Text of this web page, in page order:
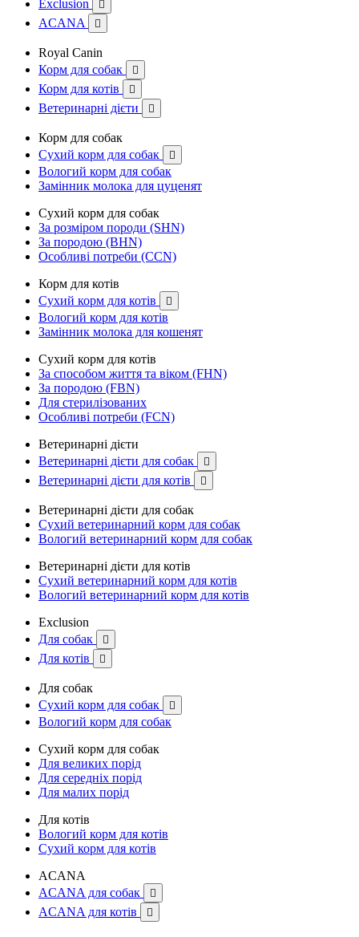
Exclusion 
ACANA 
Royal Canin
Корм для собак

Корм для котів 
Ветеринарні дієти 
Корм для собак
Сухий корм для собак

Вологий корм для собак
Замінник молока для цуценят
Сухий корм для собак
За розміром породи (SHN)
За породою (BHN)
Особливі потреби (CCN)
Корм для котів
Сухий корм для котів

Вологий корм для котів
Замінник молока для кошенят
Сухий корм для котів
За способом життя та віком (FHN)
За породою (FBN)
Для стерилізованих
Особливі потреби (FCN)
Ветеринарні дієти
Ветеринарні дієти для собак

Ветеринарні дієти для котів 
Ветеринарні дієти для собак
Сухий ветеринарний корм для собак
Вологий ветеринарний корм для собак
Ветеринарні дієти для котів
Сухий ветеринарний корм для котів
Вологий ветеринарний корм для котів
Exclusion
Для собак

Для котів 
Для собак
Сухий корм для собак

Вологий корм для собак
Сухий корм для собак
Для великих порід
Для середніх порід
Для малих порід
Для котів
Вологий корм для котів
Сухий корм для котів
ACANA
ACANA для собак

ACANA для котів 